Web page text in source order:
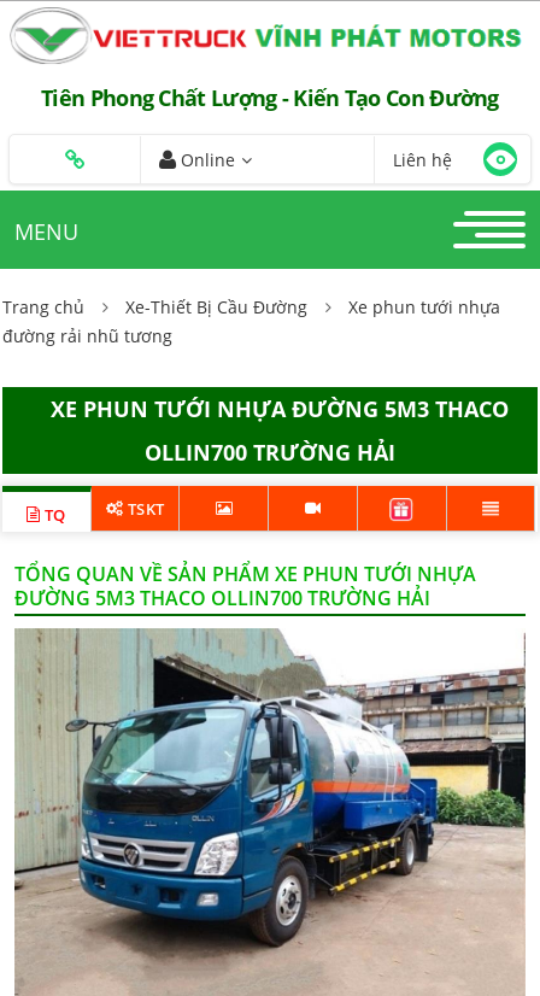
Tiên Phong Chất Lượng - Kiến Tạo Con Đường
Online Liên hệ
MENU
Trang chủ Xe-Thiết Bị Cầu Đường
Xe phun tưới nhựa
đường rải nhũ tương
XE PHUN TƯỚI NHỰA ĐƯỜNG 5M3 THACO
OLLIN700 TRƯỜNG HẢI
TQ TSKT
TỔNG QUAN VỀ SẢN PHẨM XE PHUN TƯỚI NHỰA
ĐƯỜNG 5M3 THACO OLLIN700 TRƯỜNG HẢI